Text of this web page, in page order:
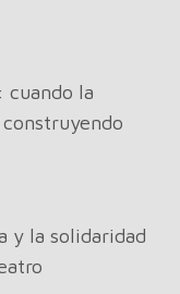
cuando la
y la solidaridad